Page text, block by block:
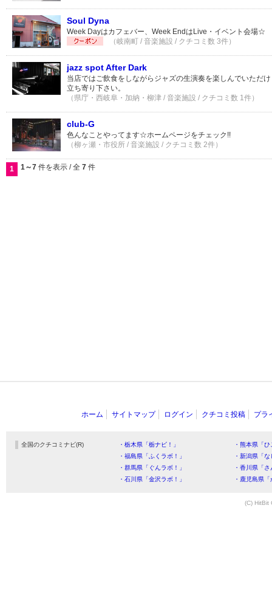
Soul Dyna
Week Dayはカフェバー、Week EndはLive・イベント会場☆
（岐南町 / 音楽施設 / クチコミ数 3件）
jazz spot After Dark
当店ではご飲食をしながらジャズの生演奏を楽しんでいただ
立ち寄り下さい。
（県庁・西岐阜・加納・柳津 / 音楽施設 / クチコミ数 1件）
club-G
色んなことやってます☆ホームページをチェック!!
（柳ヶ瀬・市役所 / 音楽施設 / クチコミ数 2件）
1 1～7 件を表示 / 全 7 件
ホーム サイトマップ ログイン クチコミ投稿 プラ
全国のクチコミナビ(R) ・栃木県「栃ナビ！」
・熊本県「
・福島県「ふくラボ！」
・新潟県「
・群馬県「ぐんラボ！」
・香川県「
・石川県「金沢ラボ！」
・鹿児島県
(C) HitBit